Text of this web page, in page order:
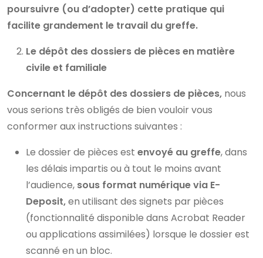
poursuivre (ou d’adopter) cette pratique qui
facilite grandement le travail du greffe.
Le dépôt des dossiers de pièces en matière
civile et familiale
Concernant le dépôt des dossiers de pièces, nous
vous serions très obligés de bien vouloir vous
conformer aux instructions suivantes :
Le dossier de pièces est envoyé au greffe, dans
les délais impartis ou à tout le moins avant
l’audience, sous format numérique via E-
Deposit,en utilisant des signets par pièces
(fonctionnalité disponible dans Acrobat Reader
ou applications assimilées) lorsque le dossier est
scanné en un bloc.